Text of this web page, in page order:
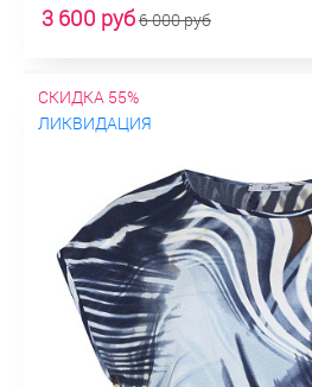
3 600 руб6 000 руб
СКИДКА 55%
ЛИКВИДАЦИЯ